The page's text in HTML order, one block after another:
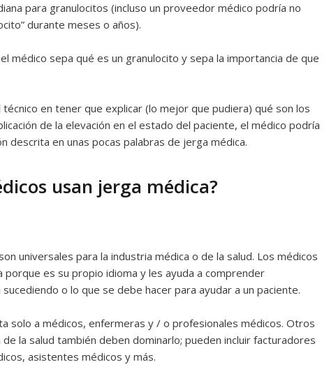
para granulocitos (incluso un proveedor médico podría no
durante meses o años).
médico sepa qué es un granulocito y sepa la importancia de que
en tener que explicar (lo mejor que pudiera) qué son los
de la elevación en el estado del paciente, el médico podría
descrita en unas pocas palabras de jerga médica.
usan jerga médica?
universales para la industria médica o de la salud. Los médicos
porque es su propio idioma y les ayuda a comprender
o lo que se debe hacer para ayudar a un paciente.
solo a médicos, enfermeras y / o profesionales médicos. Otros
la salud también deben dominarlo; pueden incluir facturadores
asistentes médicos y más.